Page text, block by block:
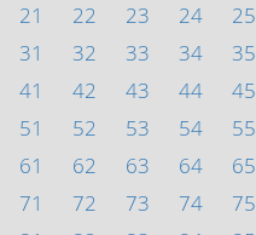
21
22 23 24 25
31
32 33 34 35
41
42 43 44 45
51
52 53 54 55
61
62 63 64 65
71
72 73 74 75